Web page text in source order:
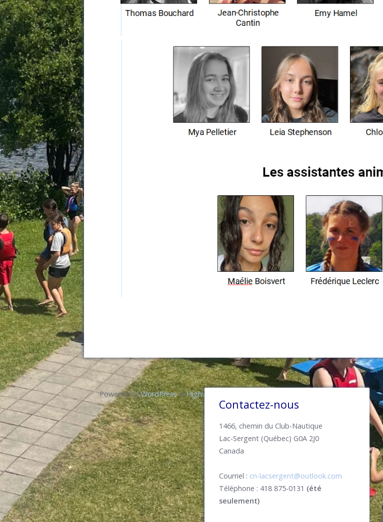
Contactez-nous
1466, chemin du Club-Nautique
Lac-Sergent (Québec) G0A 2J0
Canada
Courriel : cn-lacsergent@outlook.com
Téléphone : 418 875-0131 (été
seulement)
Powered byWordPress&Highwind